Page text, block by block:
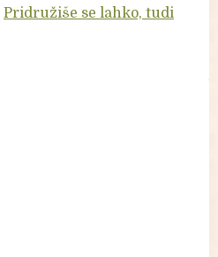
Pridružiše se lahko, tudi